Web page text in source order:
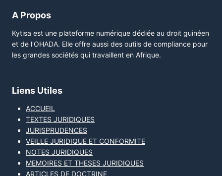
A Propos
Kytisa est une plateforme numérique dédiée au droit guinéen
et de l'OHADA. Elle offre aussi des outils de compliance pour
les grandes sociétés qui travaillent en Afrique.
Liens Utiles
ACCUEIL
TEXTES JURIDIQUES
JURISPRUDENCES
VEILLE JURIDIQUE ET CONFORMITE
NOTES JURIDIQUES
MEMOIRES ET THESES JURIDIQUES
ARTICLES DE DOCTRINE